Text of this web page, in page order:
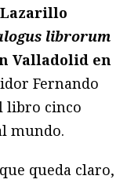
librorum
Valladolid en
Fernando
libro cinco
mundo.
queda claro,